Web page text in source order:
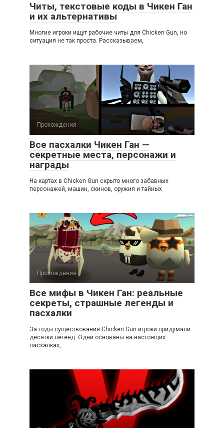
Читы, текстовые коды в Чикен Ган
и их альтернативы
Многие игроки ищут рабочие читы для Chicken Gun, но
ситуация не так проста. Рассказываем,
Прохождения
Все пасхалки Чикен Ган —
секретные места, персонажи и
награды
На картах в Chicken Gun скрыто много забавных
персонажей, машин, скинов, оружия и тайных
Прохождения
Все мифы в Чикен Ган: реальные
секреты, страшные легенды и
пасхалки
За годы существования Chicken Gun игроки придумали
десятки легенд. Одни основаны на настоящих
пасхалках,